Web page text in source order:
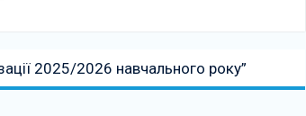
2025/2026 навчального року”